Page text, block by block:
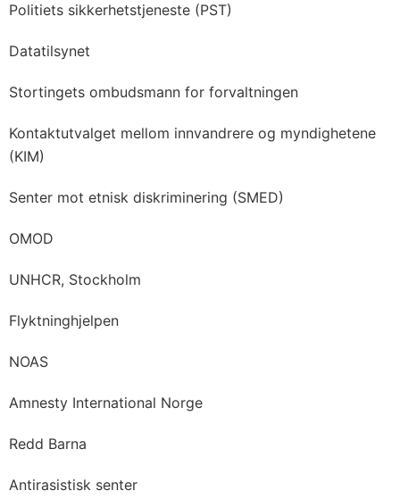
Politiets sikkerhetstjeneste (PST)
Datatilsynet
Stortingets ombudsmann for forvaltningen
Kontaktutvalget mellom innvandrere og myndighetene
(KIM)
Senter mot etnisk diskriminering (SMED)
OMOD
UNHCR, Stockholm
Flyktninghjelpen
NOAS
Amnesty International Norge
Redd Barna
Antirasistisk senter